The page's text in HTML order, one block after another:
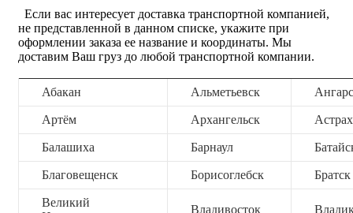
Если вас интересует доставка транспортной компанией,
не представленной в данном списке, укажите при
оформлении заказа ее название и координаты. Мы
доставим Ваш груз до любой транспортной компании.
Абакан Альметьевск
Артём Архангельск
Балашиха Барнаул
Благовещенск Борисоглебск Братск
Великий
Владивосток